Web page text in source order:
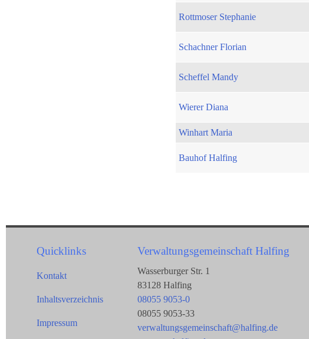
Rottmoser Stephanie
Schachner Florian
Scheffel Mandy
Wierer Diana
Winhart Maria
Bauhof Halfing
Quicklinks
Kontakt
Inhaltsverzeichnis
Impressum
Verwaltungsgemeinschaft Halfing
Wasserburger Str. 1
83128 Halfing
08055 9053-0
08055 9053-33
verwaltungsgemeinschaft@halfing.de